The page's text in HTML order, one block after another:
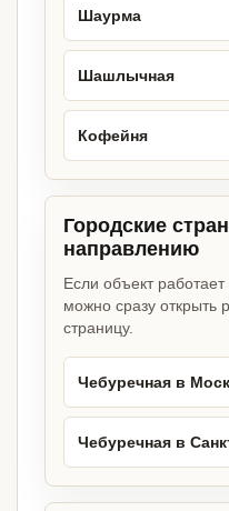
Шаурма
Шашлычная
Кофейня
Городские
направлению
Если объект работает
можно сразу открыть
страницу.
Чебуречная в
Чебуречная в